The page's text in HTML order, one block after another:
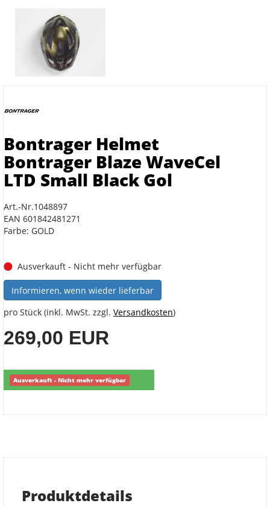
Bontrager Helmet
Bontrager Blaze WaveCel
LTD Small Black Gol
Art.-Nr.1048897
EAN 601842481271
Farbe: GOLD
Ausverkauft - Nicht mehr verfügbar
Informieren, wenn wieder lieferbar
pro Stück (inkl. MwSt. zzgl. Versandkosten)
269,00 EUR
Ausverkauft - Nicht mehr verfügbar
Produktdetails